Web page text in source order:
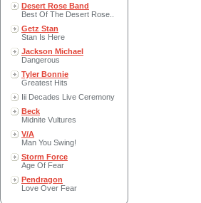
Desert Rose Band
Best Of The Desert Rose..
Getz Stan
Stan Is Here
Jackson Michael
Dangerous
Tyler Bonnie
Greatest Hits
Iii Decades Live Ceremony
Beck
Midnite Vultures
V/A
Man You Swing!
Storm Force
Age Of Fear
Pendragon
Love Over Fear